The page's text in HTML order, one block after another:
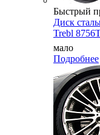
Быстрый
Диск
Trebl
мало
Подробнее